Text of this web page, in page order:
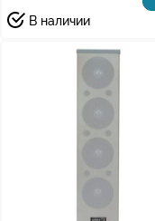
В наличии